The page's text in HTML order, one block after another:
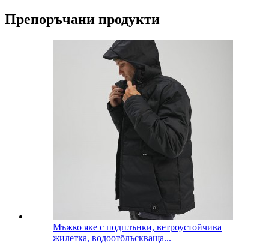
Препоръчани продукти
Мъжко яке с подплънки, ветроустойчива
жилетка, водоотблъскваща...